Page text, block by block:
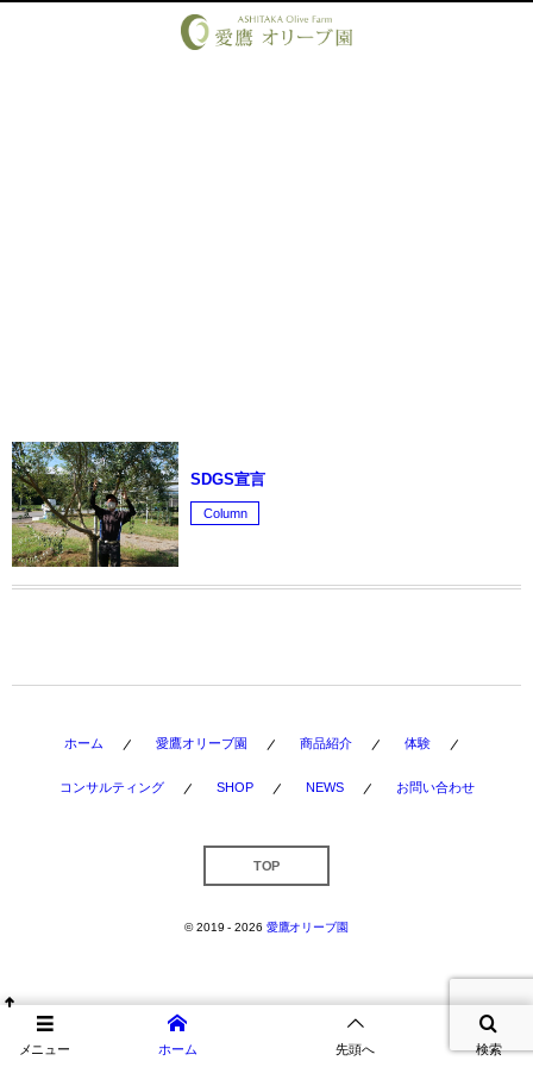
SDGS宣言
Column
ホーム 愛鷹オリーブ園 商品紹介 体験
コンサルティング SHOP NEWS お問い合わせ
TOP
© 2019 - 2026 愛鷹オリーブ園
メニュー 検索
ホーム 先頭へ